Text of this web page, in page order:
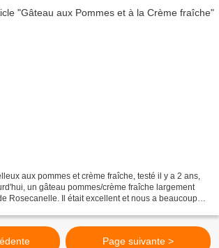
aux pommes et crème fraîche, testé il y a 2 ans,
un gâteau pommes/crème fraîche largement
Rosecanelle. Il était excellent et nous a beaucoup
Page suivante >